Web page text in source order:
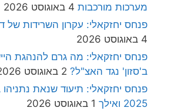
מערכות מורכבות 4 באוגוסט 2026
פנחס יחזקאלי: עקרון השרידות של
4 באוגוסט 2026
פנחס יחזקאלי: מה גרם להנהגת
ב'סזון' נגד האצ"ל? 2 באוגוסט 2026
פנחס יחזקאלי: תיעוד שנאת נתניהו
2025 ואילך
1 באוגוסט 2026